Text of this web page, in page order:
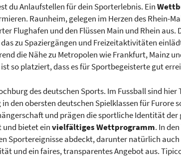
du Anlaufstellen für dein Sporterlebnis. Ein
Raunheim, gelegen im Herzen des Rhein-
Flughafen und den Flüssen Main und Rhein
zu Spaziergängen und Freizeitaktivitäten
die Nähe zu Metropolen wie Frankfurt, Mainz
so platziert, dass es für Sportbegeisterte gut
des deutschen Sports. Im Fussball sind
den obersten deutschen Spielklassen für Furore
und prägen die sportliche Identität
und bietet einvielfältiges Wettprogramm. In den
Sportereignisse abdeckt, darunter natürlich
und ein faires, transparentes Angebot aus.